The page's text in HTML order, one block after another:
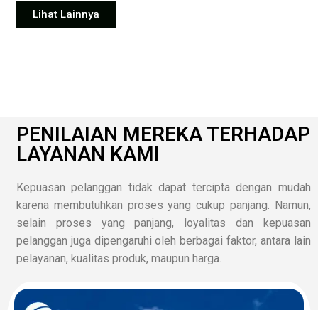
Lihat Lainnya
PENILAIAN MEREKA TERHADAP
LAYANAN KAMI
Kepuasan pelanggan tidak dapat tercipta dengan mudah
karena membutuhkan proses yang cukup panjang. Namun,
selain proses yang panjang, loyalitas dan kepuasan
pelanggan juga dipengaruhi oleh berbagai faktor, antara lain
pelayanan, kualitas produk, maupun harga.